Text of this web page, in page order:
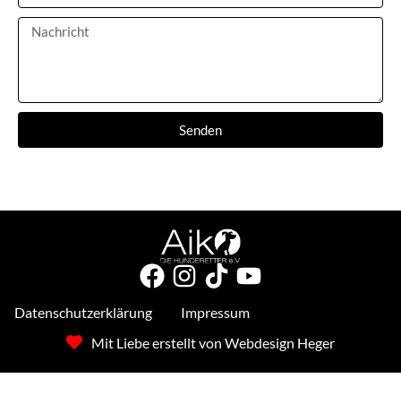
Senden
Datenschutzerklärung
Impressum
Mit Liebe erstellt von Webdesign Heger